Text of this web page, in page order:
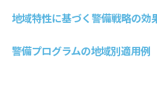
効果的な警備プログ
設計から実行までの
地域特性に基づく警備戦略の効
警備プログラムの地域別適用例